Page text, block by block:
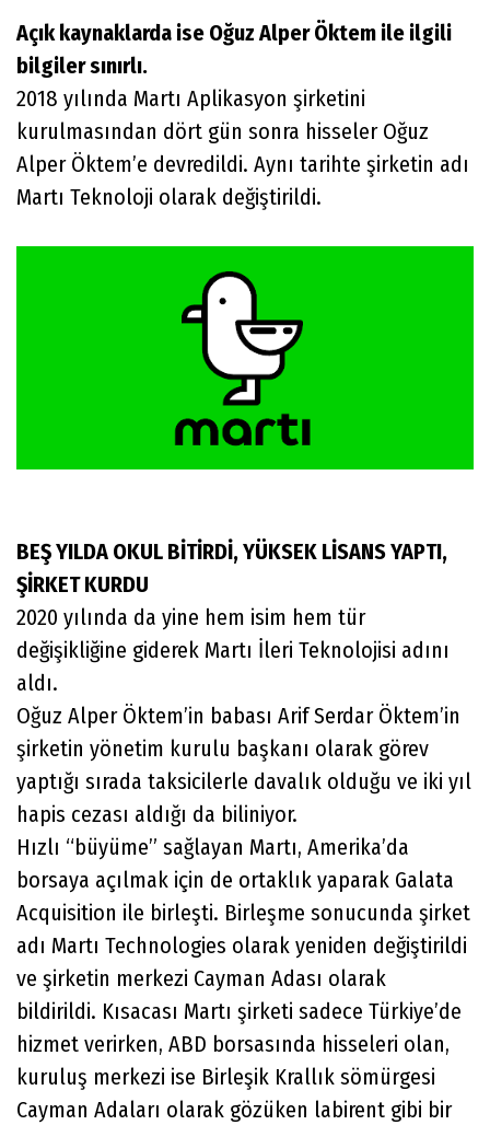
Açık kaynaklarda ise Oğuz Alper Öktem ile ilgili
bilgiler sınırlı.
2018 yılında Martı Aplikasyon şirketini
kurulmasından dört gün sonra hisseler Oğuz
Alper Öktem’e devredildi. Aynı tarihte şirketin adı
Martı Teknoloji olarak değiştirildi.
BEŞ YILDA OKUL BİTİRDİ, YÜKSEK LİSANS YAPTI,
ŞİRKET KURDU
2020 yılında da yine hem isim hem tür
değişikliğine giderek Martı İleri Teknolojisi adını
aldı.
Oğuz Alper Öktem’in babası Arif Serdar Öktem’in
şirketin yönetim kurulu başkanı olarak görev
yaptığı sırada taksicilerle davalık olduğu ve iki yıl
hapis cezası aldığı da biliniyor.
Hızlı “büyüme” sağlayan Martı, Amerika’da
borsaya açılmak için de ortaklık yaparak Galata
Acquisition ile birleşti. Birleşme sonucunda şirket
adı Martı Technologies olarak yeniden değiştirildi
ve şirketin merkezi Cayman Adası olarak
bildirildi. Kısacası Martı şirketi sadece Türkiye’de
hizmet verirken, ABD borsasında hisseleri olan,
kuruluş merkezi ise Birleşik Krallık sömürgesi
Cayman Adaları olarak gözüken labirent gibi bir